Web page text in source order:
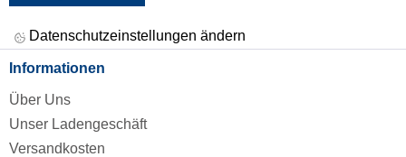
Datenschutzeinstellungen ändern
Informationen
Über Uns
Unser Ladengeschäft
Versandkosten